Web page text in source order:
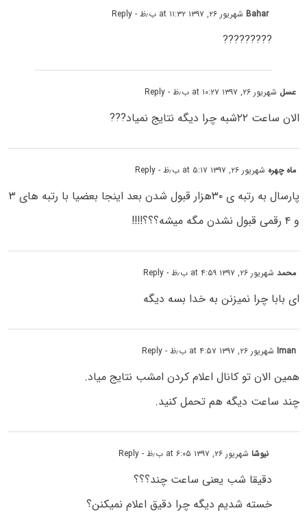
Baharشهریور ۲۶, ۱۳۹۷ at ۱۱:۳۲ ب٫ظ - Reply
?????????
عسل شهریور ۲۶, ۱۳۹۷ at ۱۰:۲۷ ب٫ظ - Reply
الان ساعت ۲۲شبه چرا دیگه نتایج نمیاد???
ماه چهره شهریور ۲۶, ۱۳۹۷ at ۵:۱۷ ب٫ظ - Reply
پارسال به رتبه ی ۳۰هزار قبول شدن بعد اینجا بعضیا با رتبه های ۳
و ۴ رقمی قبول نشدن مگه میشه؟؟؟!!!!
محمدشهریور ۲۶, ۱۳۹۷ at ۴:۵۹ ب٫ظ - Reply
ای بابا چرا نمیزنن به خدا بسه دیگه
Imanشهریور ۲۶, ۱۳۹۷ at ۴:۵۷ ب٫ظ - Reply
همین الان تو کانال اعلام کردن امشب نتایج میاد.
چند ساعت دیگه هم تحمل کنید.
نیوشاشهریور ۲۶, ۱۳۹۷ at ۶:۰۵ ب٫ظ - Reply
دقیقا شب یعنی ساعت چند؟؟؟
خسته شدیم دیگه چرا دقیق اعلام نمیکنن؟